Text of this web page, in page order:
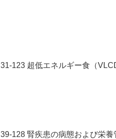
31-123 超低エネルギー食（
39-128 腎疾患の病態および栄養